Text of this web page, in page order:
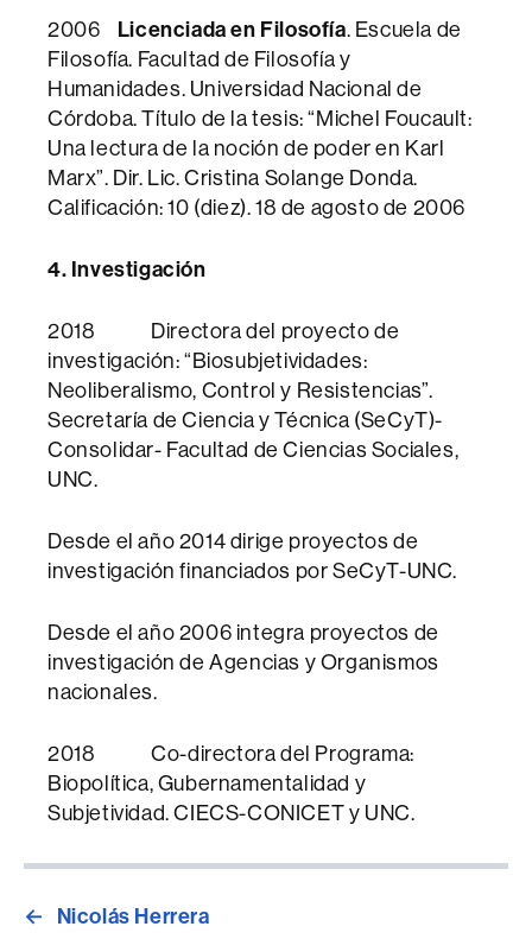
2006 Licenciada en Filosofía. Escuela de
Filosofía. Facultad de Filosofía y
Humanidades. Universidad Nacional de
Córdoba. Título de la tesis: “Michel Foucault:
Una lectura de la noción de poder en Karl
Marx”. Dir. Lic. Cristina Solange Donda.
Calificación: 10 (diez). 18 de agosto de 2006
4. Investigación
2018 Directora del proyecto de
investigación: “Biosubjetividades:
Neoliberalismo, Control y Resistencias”.
Secretaría de Ciencia y Técnica (SeCyT)-
Consolidar- Facultad de Ciencias Sociales,
UNC.
Desde el año 2014 dirige proyectos de
investigación financiados por SeCyT-UNC.
Desde el año 2006 integra proyectos de
investigación de Agencias y Organismos
nacionales.
2018 Co-directora del Programa:
Biopolítica, Gubernamentalidad y
Subjetividad. CIECS-CONICET y UNC.
←
Nicolás Herrera